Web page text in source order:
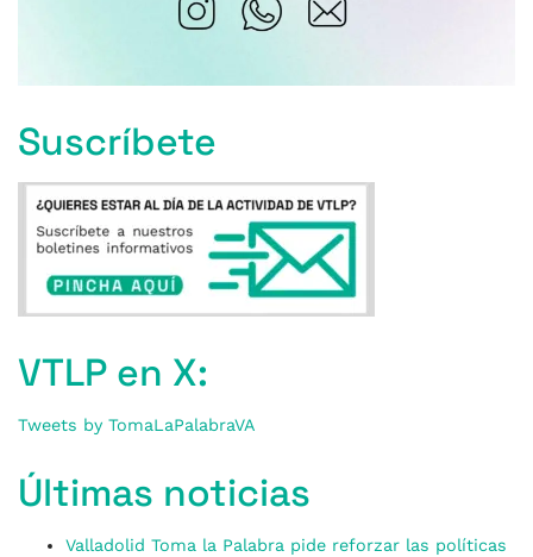
Suscríbete
VTLP en X:
Tweets by TomaLaPalabraVA
Últimas noticias
Valladolid Toma la Palabra pide reforzar las políticas